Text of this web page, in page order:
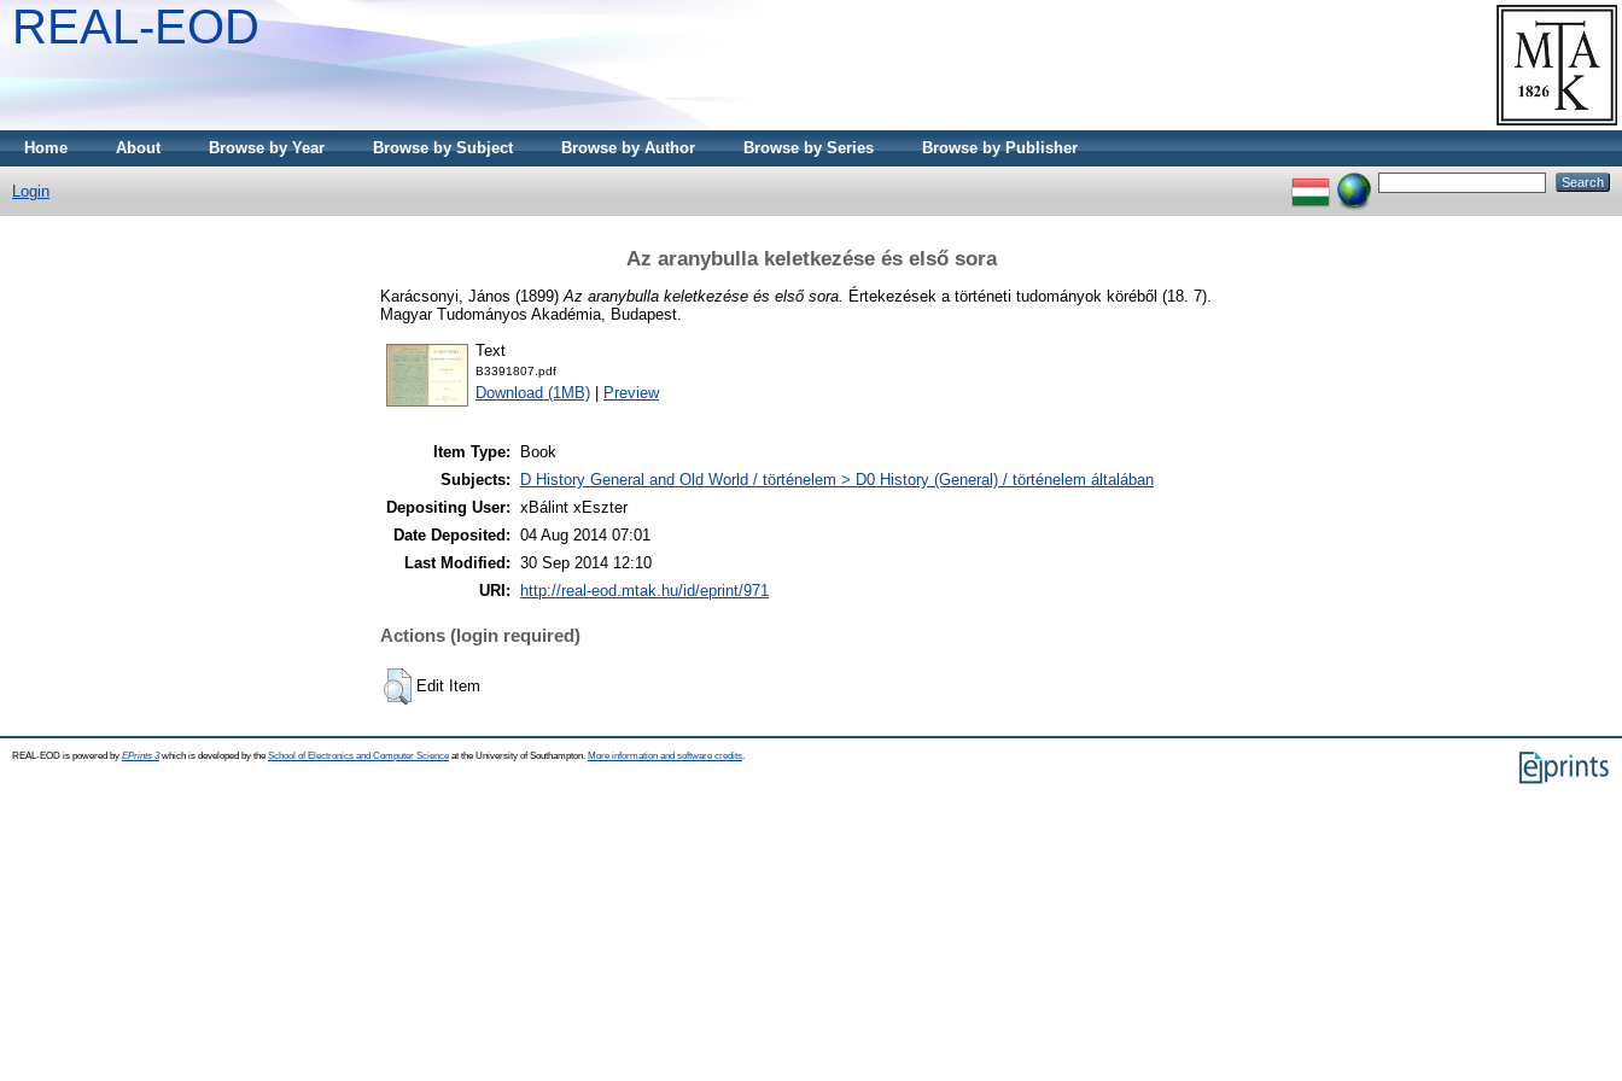
REAL-EOD
Home About Browse by Year Browse by Subject Browse by Author Browse by Series Browse by Publisher
Login
Az aranybulla keletkezése és első sora
Karácsonyi, János (1899) Az aranybulla keletkezése és első sora. Értekezések a történeti tudományok köréből (18. 7).
Magyar Tudományos Akadémia, Budapest.
Text
B3391807.pdf
Download (1MB) Preview
Item Type:
Book
Subjects:
D History General and Old World / történelem > D0 History (General) / történelem általában
Depositing User: xBálint xEszter
Date Deposited: 04 Aug 2014 07:01
Last Modified: 30 Sep 2014 12:10
URI:
http://real-eod.mtak.hu/id/eprint/971
Actions (login required)
Edit Item
REAL-EOD is powered by EPrints 3which is developed by the School of Electronics and Computer Science at the University of Southampton. More information and software credits